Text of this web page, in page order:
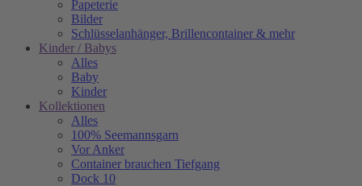
Papeterie
Bilder
Schlüsselanhänger, Brillencontainer & mehr
Kinder / Babys
Alles
Baby
Kinder
Kollektionen
Alles
100% Seemannsgarn
Vor Anker
Container brauchen Tiefgang
Dock 10